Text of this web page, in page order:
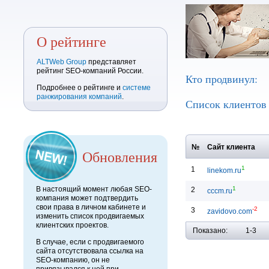
О рейтинге
ALTWeb Group представляет
рейтинг SEO-компаний России.
Подробнее о рейтинге и системе
ранжирования компаний.
Обновления
В настоящий момент любая SEO-
компания может подтвердить
свои права в личном кабинете и
изменить список продвигаемых
клиентских проектов.
В случае, если с продвигаемого
сайта отсутствовала ссылка на
SEO-компанию, он не
Кто продвинул:
Список
№ Сайт клиента
1 linekom.ru1
2 cccm.ru1
3 zavidovo.com-2
Показано: 1-3